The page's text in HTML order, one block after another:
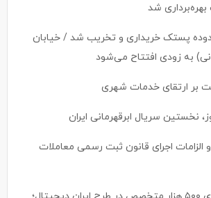
شد
پستک خریداری و تخریب شد / خیابان
بر ارتقای خدمات شهری
نخستین سریال ابرقهرمانی ایران
اجرای قانون ثبت رسمی معاملات